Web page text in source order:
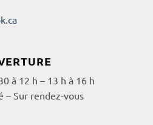
à 12 h – 13 h à 16 h
– Sur rendez-vous